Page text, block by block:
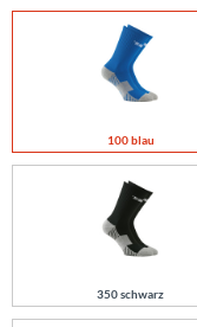
100 blau
350 schwarz